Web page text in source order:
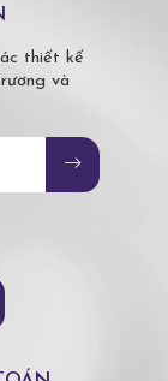
thiết kế
và